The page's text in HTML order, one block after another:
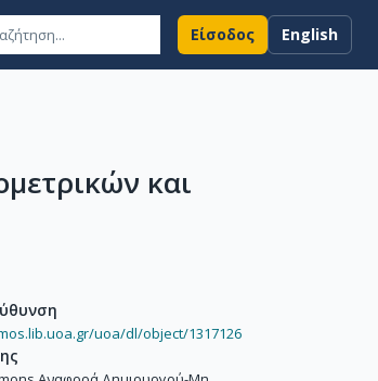
Είσοδος English
και
uoa/dl/object/1317126